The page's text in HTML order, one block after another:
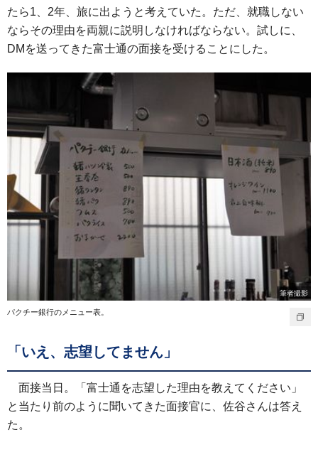
たら1、2年、旅に出ようと考えていた。ただ、就職しない
ならその理由を両親に説明しなければならない。試しに、
DMを送ってきた富士通の面接を受けることにした。
筆者撮影
パクチー銀行のメニュー表。
「いえ、志望してません」
面接当日。「富士通を志望した理由を教えてください」
と当たり前のように聞いてきた面接官に、佐谷さんは答え
た。